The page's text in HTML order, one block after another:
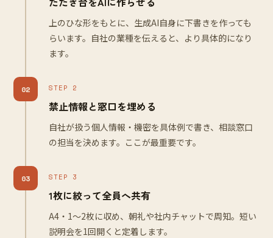
上のひな形をもとに、生成AI自身に下書きを作っても
らいます。自社の業種を伝えると、より具体的になり
ます。
02 STEP 2
禁止情報と窓口を埋める
自社が扱う個人情報・機密を具体例で書き、相談窓口
の担当を決めます。ここが最重要です。
03 STEP 3
1枚に絞って全員へ共有
A4・1〜2枚に収め、朝礼や社内チャットで周知。短い
説明会を1回開くと定着します。